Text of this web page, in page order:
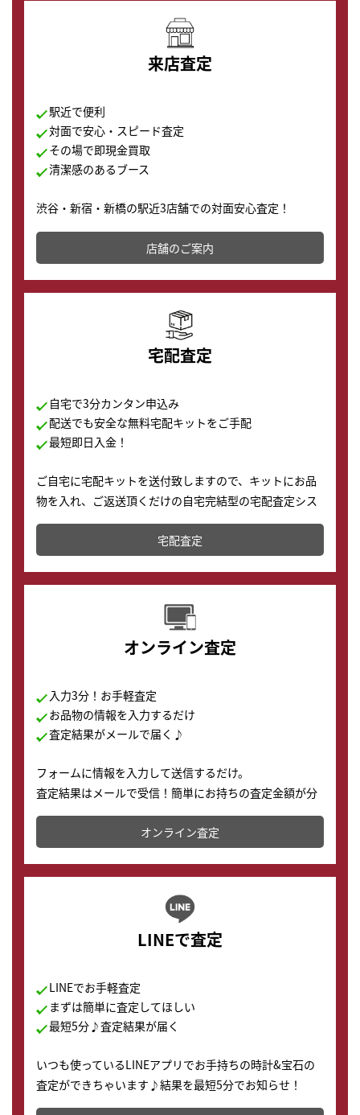
来店査定
駅近で便利
対面で安心・スピード査定
その場で即現金買取
清潔感のあるブース
渋谷・新宿・新橋の駅近3店舗での対面安心査定！
その場で現金買取致します。渋谷本店では、時計販売の
店舗を併設しており、下取りに出してお得に新しい時計
の購入もできます♪
店舗のご案内
宅配査定
自宅で3分カンタン申込み
配送でも安全な無料宅配キットをご手配
最短即日入金！
ご自宅に宅配キットを送付致しますので、キットにお品
物を入れ、ご返送頂くだけの自宅完結型の宅配査定シス
テムです。
配送でも簡単&安全に査定・買取に出すことが可能で
す。
宅配査定
オンライン査定
入力3分！お手軽査定
お品物の情報を入力するだけ
査定結果がメールで届く♪
フォームに情報を入力して送信するだけ。
査定結果はメールで受信！簡単にお持ちの査定金額が分
かります。
オンライン査定
LINEで査定
LINEでお手軽査定
まずは簡単に査定してほしい
最短5分♪査定結果が届く
いつも使っているLINEアプリでお手持ちの時計&宝石の
査定ができちゃいます♪結果を最短5分でお知らせ！
どこからでもすぐに査定金額を知ることが出来ます。